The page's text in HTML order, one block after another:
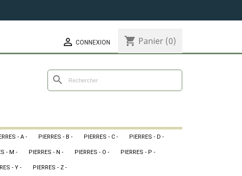
 CONNEXION shopping_cart Panier (0)
search
- A - PIERRES - B - PIERRES - C - PIERRES - D -
- M - PIERRES - N - PIERRES - O - PIERRES - P -
- Y - PIERRES - Z -